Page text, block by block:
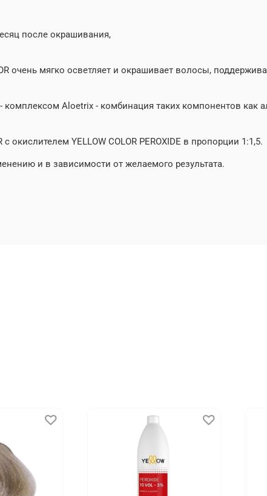
после окрашивания,
очень мягко осветляет и окрашивает волосы,
комплексом Aloetrix - комбинация таких компонентов как
YELLOW COLOR PEROXIDE в пропорции 1:1,5.
и в зависимости от желаемого результата.